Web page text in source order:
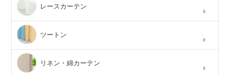
レースカーテン
ツートン
リネン・綿カーテン